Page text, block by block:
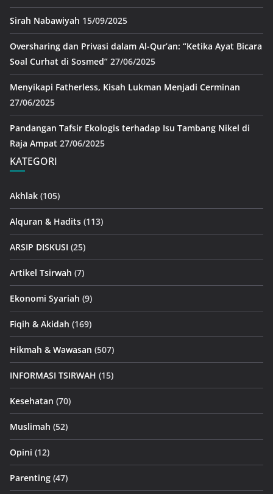
Sirah Nabawiyah 15/09/2025
Oversharing dan Privasi dalam Al-Qur’an: “Ketika Ayat Bicara
Soal Curhat di Sosmed” 27/06/2025
Menyikapi Fatherless, Kisah Lukman Menjadi Cerminan
27/06/2025
Pandangan Tafsir Ekologis terhadap Isu Tambang Nikel di
Raja Ampat 27/06/2025
KATEGORI
Akhlak (105)
Alquran & Hadits (113)
ARSIP DISKUSI (25)
Artikel Tsirwah (7)
Ekonomi Syariah (9)
Fiqih & Akidah (169)
Hikmah & Wawasan (507)
INFORMASI TSIRWAH (15)
Kesehatan (70)
Muslimah (52)
Opini (12)
Parenting (47)